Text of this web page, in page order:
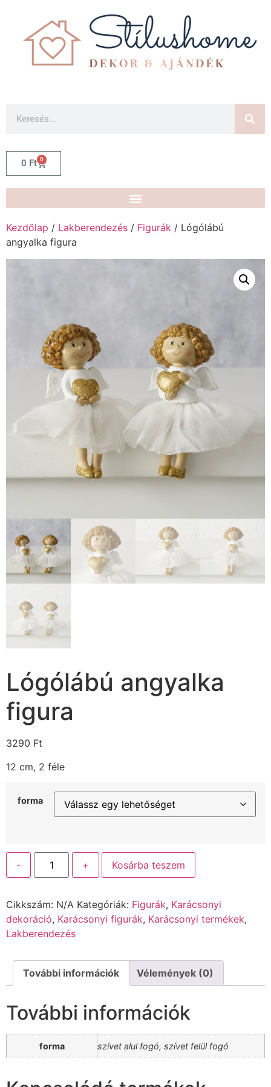
0 Ft 0
Kezdőlap / Lakberendezés / Figurák / Lógólábú
angyalka figura
Lógólábú angyalka
figura
3290 Ft
12 cm, 2 féle
forma
- + Kosárba teszem
Cikkszám: N/A Kategóriák: Figurák, Karácsonyi
dekoráció, Karácsonyi figurák, Karácsonyi termékek,
Lakberendezés
További információk Vélemények (0)
További információk
forma szívet alul fogó, szívet felül fogó